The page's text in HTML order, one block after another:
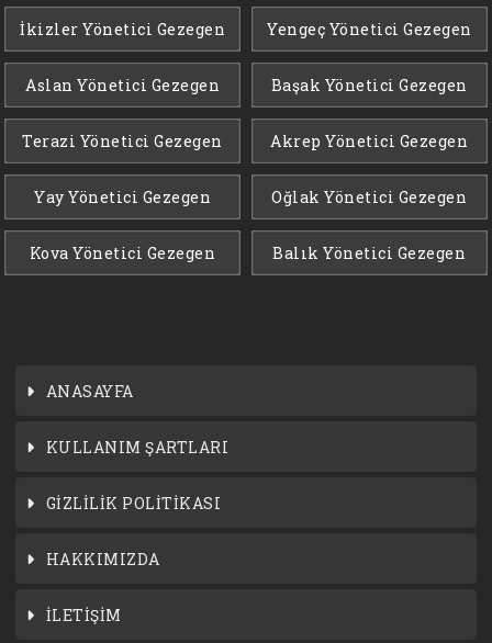
İkizler Yönetici Gezegen Yengeç Yönetici Gezegen
Aslan Yönetici Gezegen Başak Yönetici Gezegen
Terazi Yönetici Gezegen Akrep Yönetici Gezegen
Yay Yönetici Gezegen Oğlak Yönetici Gezegen
Kova Yönetici Gezegen Balık Yönetici Gezegen
ANASAYFA
KULLANIM ŞARTLARI
GİZLİLİK POLİTİKASI
HAKKIMIZDA
İLETİŞİM